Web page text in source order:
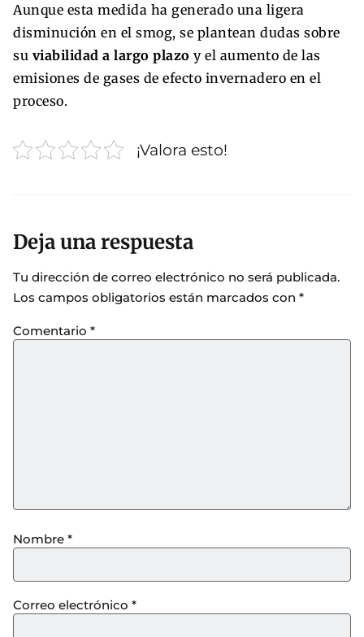
Aunque esta medida ha generado una ligera
disminución en el smog, se plantean dudas sobre
su viabilidad a largo plazo y el aumento de las
emisiones de gases de efecto invernadero en el
proceso.
¡Valora esto!
Deja una respuesta
Tu dirección de correo electrónico no será publicada.
Los campos obligatorios están marcados con *
Comentario *
Nombre *
Correo electrónico *